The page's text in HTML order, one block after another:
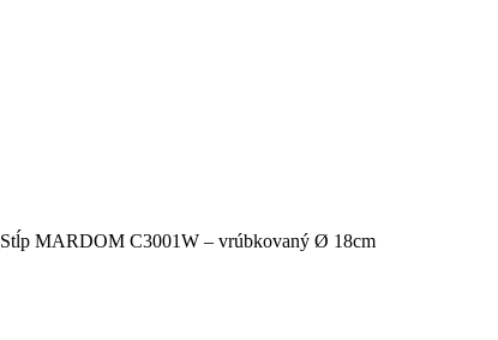
Stĺp MARDOM C3001W – vrúbkovaný Ø 18cm